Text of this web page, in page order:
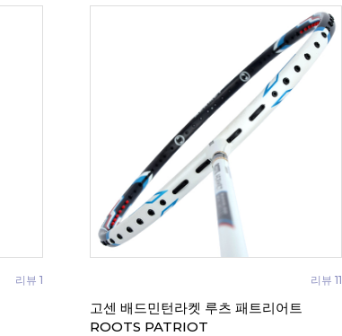
리뷰 1 리뷰 11
고센 배드민턴라켓 루츠 패트리어트
ROOTS PATRIOT